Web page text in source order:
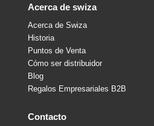
acerca de swiza
Acerca de Swiza
Historia
Puntos de Venta
Cómo ser distribuidor
Blog
Regalos Empresariales B2B
contacto